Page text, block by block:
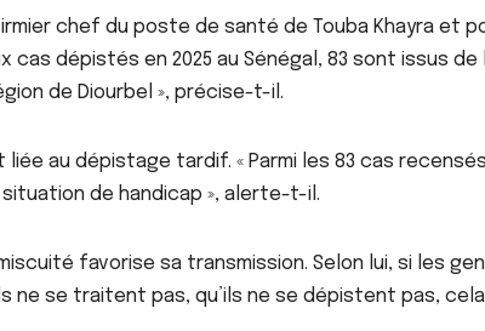
chef du poste de santé de Touba Khayra et
cas dépistés en 2025 au Sénégal, 83 sont issus de
de Diourbel », précise-t-il.
liée au dépistage tardif. « Parmi les 83 cas
de handicap », alerte-t-il.
favorise sa transmission. Selon lui, si les
ne se traitent pas, qu’ils ne se dépistent pas, cela